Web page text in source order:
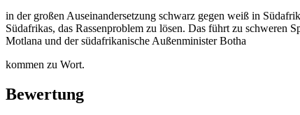
in der großen Auseinandersetzung schwarz gegen weiß in
Südafrikas, das Rassenproblem zu lösen. Das führt zu schweren
Motlana und der südafrikanische Außenminister Botha
kommen zu Wort.
Bewertung